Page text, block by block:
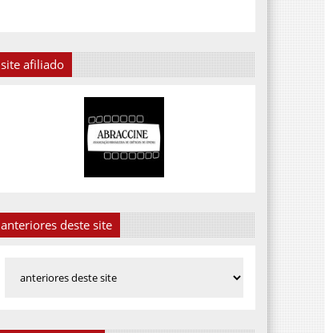
site afiliado
anteriores deste site